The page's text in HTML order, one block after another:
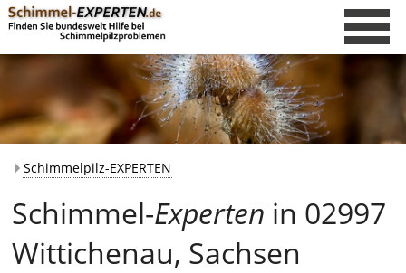
Schimmelpilz-EXPERTEN
Schimmel-Experten in 02997
Wittichenau, Sachsen